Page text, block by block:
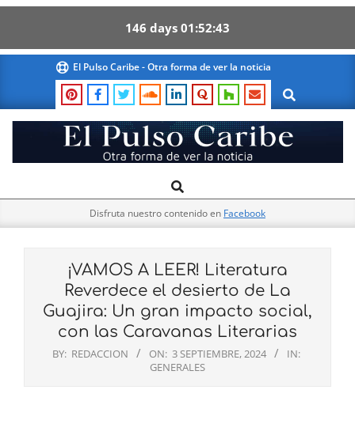
146 days 01 52 42
content
El Pulso Caribe - Otra forma de ver la noticia
Search
El
Pulso
Navigation
Search
Disfruta nuestro contenido en Facebook
¡VAMOS A LEER! Literatura
Reverdece el desierto de La
Guajira: Un gran impacto social,
con las Caravanas Literarias
BY: REDACCION ON: 3 SEPTIEMBRE, 2024
IN:
GENERALES